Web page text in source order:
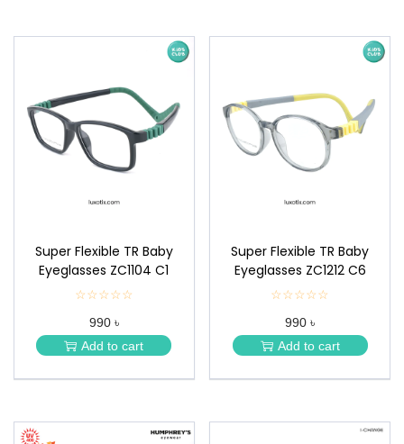
Super Flexible TR Baby
Eyeglasses ZC1104 C1
☆☆☆☆☆
★
★
★
990 ৳
Add to cart
Super Flexible TR Baby
Eyeglasses ZC1212 C6
☆☆☆☆☆
★
★
★
990 ৳
Add to cart